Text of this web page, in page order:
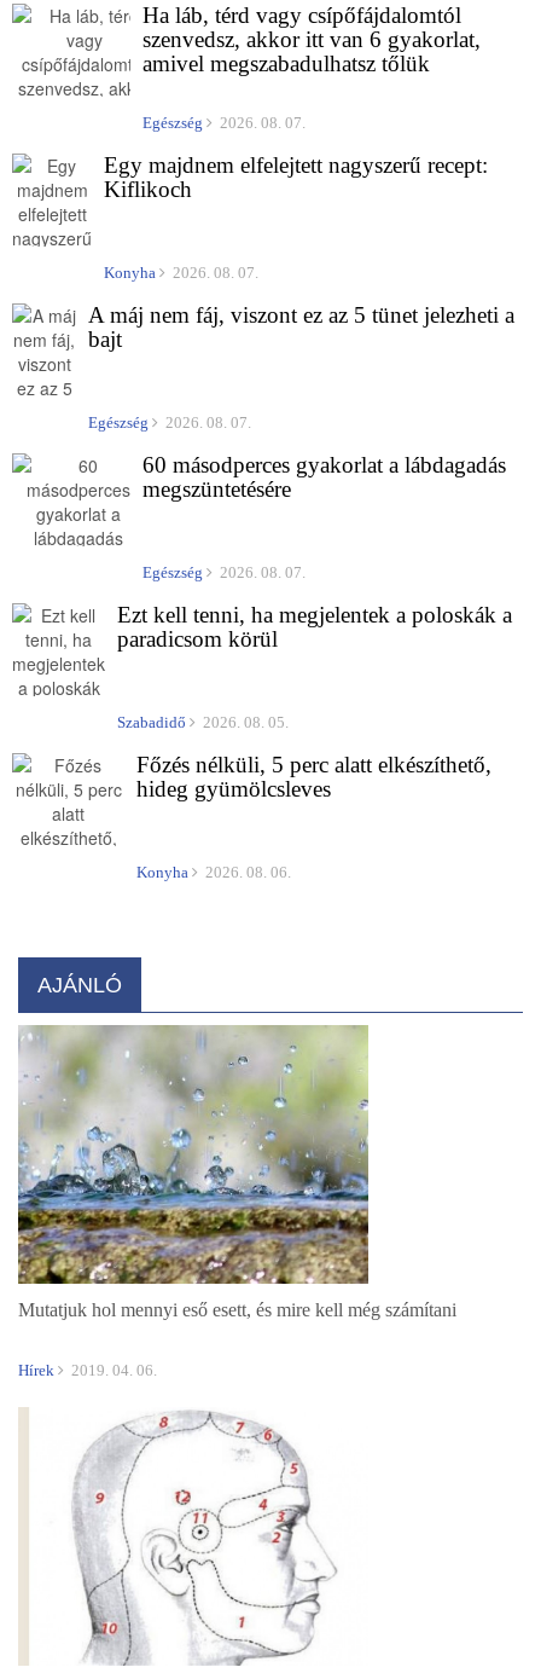
Ha láb, térd vagy csípőfájdalomtól
szenvedsz, akkor itt van 6 gyakorlat,
amivel megszabadulhatsz tőlük
Egészség 2026. 08. 07.
Egy majdnem elfelejtett nagyszerű recept:
Kiflikoch
Konyha 2026. 08. 07.
A máj nem fáj, viszont ez az 5 tünet jelezheti a
bajt
Egészség 2026. 08. 07.
60 másodperces gyakorlat a lábdagadás
megszüntetésére
Egészség 2026. 08. 07.
Ezt kell tenni, ha megjelentek a poloskák a
paradicsom körül
Szabadidő 2026. 08. 05.
Főzés nélküli, 5 perc alatt elkészíthető,
hideg gyümölcsleves
Konyha 2026. 08. 06.
AJÁNLÓ
Mutatjuk hol mennyi eső esett, és mire kell még számítani
Hírek 2019. 04. 06.